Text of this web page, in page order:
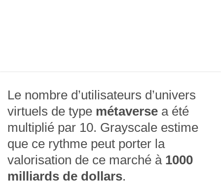
Le nombre d’utilisateurs d’univers
virtuels de type métaverse a été
multiplié par 10. Grayscale estime
que ce rythme peut porter la
valorisation de ce marché à 1000
milliards de dollars.